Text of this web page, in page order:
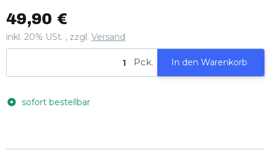
49,90 €
inkl. 20% USt. , zzgl. Versand
Pck. In den Warenkorb
sofort bestellbar